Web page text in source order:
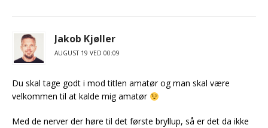
Jakob Kjøller
AUGUST 19 VED 00:09
Du skal tage godt i mod titlen amatør og man skal være
velkommen til at kalde mig amatør
Med de nerver der høre til det første bryllup, så er det da ikke